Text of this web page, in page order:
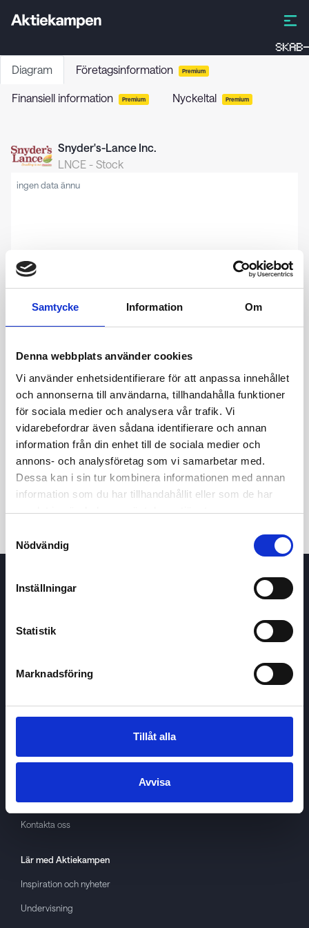
Samtycke Information Om
Denna webbplats använder cookies
Vi använder enhetsidentifierare för att anpassa innehållet
och annonserna till användarna, tillhandahålla funktioner
för sociala medier och analysera vår trafik. Vi
vidarebefordrar även sådana identifierare och annan
information från din enhet till de sociala medier och
annons- och analysföretag som vi samarbetar med.
Dessa kan i sin tur kombinera informationen med annan
information som du har tillhandahållit eller som de har
samlat in när du har använt deras tjänster.
Nödvändig
Inställningar
Statistik
Marknadsföring
Tillåt alla
Avvisa
SKAB-
Diagram Företagsinformation Premium
Finansiell information Premium Nyckeltal Premium
Snyder's-Lance Inc.
LNCE - Stock
ingen data ännu
24t 7d 1m 3m
Köp / Sälj
Aktiekampen
Kontakta oss
Lär med Aktiekampen
Inspiration och nyheter
Undervisning